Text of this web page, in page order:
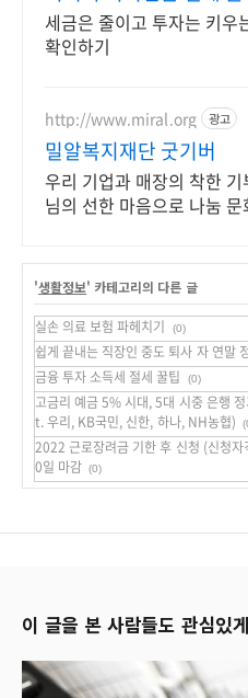
고 빠른 계좌 개설
세금은 줄이고 투자는 키우
확인하기
http://www.miral.org 광고
밀알복지재단 굿기버
우리 기업과 매장의 착한
님의 선한 마음으로 나눔 문
'생활정보' 카테고리의 다른 글
실손 의료 보험 파헤치기 (0)
쉽게 끝내는 직장인 중도 퇴사 자 연말
금융 투자 소득세 절세 꿀팁 (0)
고금리 예금 5% 시대, 5대 시중 은행
t. 우리, KB국민, 신한, 하나, NH농협)
2022 근로장려금 기한 후 신청 (신청
0일 마감 (0)
이 글을 본 사람들도 관심있